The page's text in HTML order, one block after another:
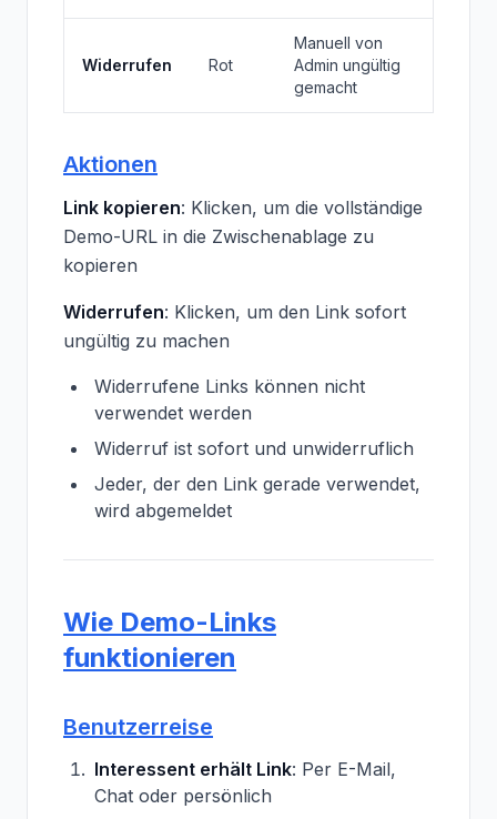
Widerrufen Rot
Manuell von
Admin ungültig
gemacht
Aktionen
Link kopieren: Klicken, um die vollständige
Demo-URL in die Zwischenablage zu
kopieren
Widerrufen: Klicken, um den Link sofort
ungültig zu machen
Widerrufene Links können nicht
verwendet werden
Widerruf ist sofort und unwiderruflich
Jeder, der den Link gerade verwendet,
wird abgemeldet
Wie Demo-Links
funktionieren
Benutzerreise
Interessent erhält Link: Per E-Mail,
Chat oder persönlich